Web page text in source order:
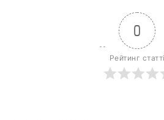
0
Рейтинг статті